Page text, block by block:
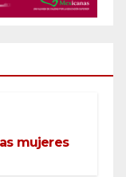
mujeres